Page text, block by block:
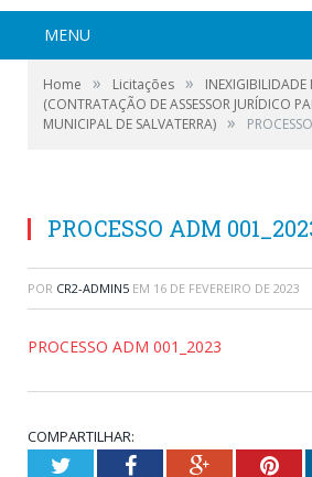
MENU
Home » Licitações »
(CONTRATAÇÃO DE ASSESSOR JURÍDICO
MUNICIPAL DE SALVATERRA) »
PROCESSO ADM
POR CR2-ADMIN5 EM 16 DE FEVEREIRO DE 2023
PROCESSO ADM 001_2023
COMPARTILHAR:
TwitterFacebookGoogle+